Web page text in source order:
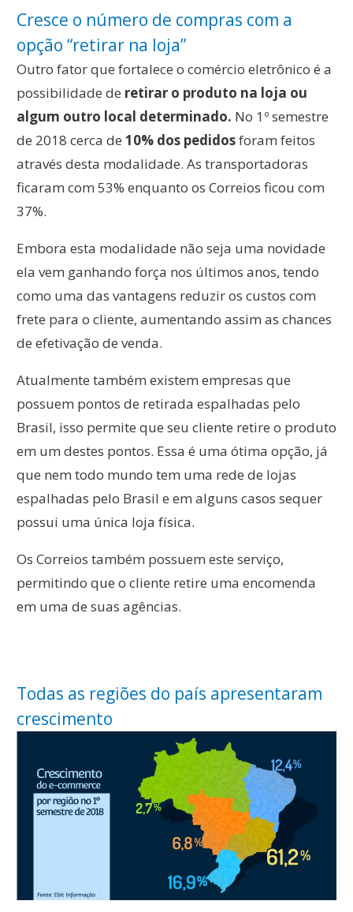
Cresce o número de compras com a
opção “retirar na loja”
Outro fator que fortalece o comércio eletrônico é a
possibilidade de retirar o produto na loja ou
algum outro local determinado. No 1º semestre
de 2018 cerca de 10% dos pedidosforam feitos
através desta modalidade. As transportadoras
ficaram com 53% enquanto os Correios ficou com
37%.
Embora esta modalidade não seja uma novidade
ela vem ganhando força nos últimos anos, tendo
como uma das vantagens reduzir os custos com
frete para o cliente, aumentando assim as chances
de efetivação de venda.
Atualmente também existem empresas que
possuem pontos de retirada espalhadas pelo
Brasil, isso permite que seu cliente retire o produto
em um destes pontos. Essa é uma ótima opção, já
que nem todo mundo tem uma rede de lojas
espalhadas pelo Brasil e em alguns casos sequer
possui uma única loja física.
Os Correios também possuem este serviço,
permitindo que o cliente retire uma encomenda
em uma de suas agências.
Todas as regiões do país apresentaram
crescimento